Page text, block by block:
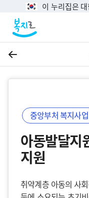
이 누리집은
이전
중앙부처 복지사업
아동발달지
지원
취약계층 아동의 사